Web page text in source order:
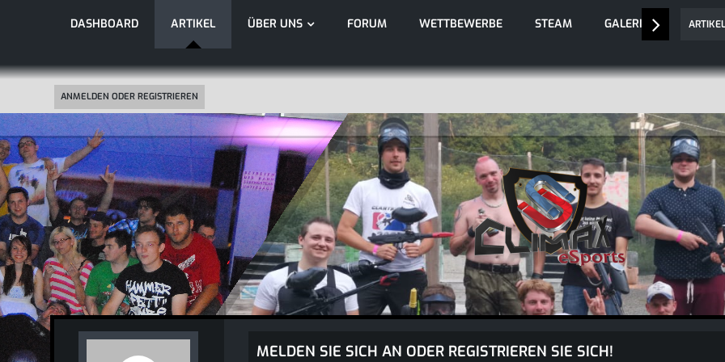
DASHBOARD ARTIKEL ÜBER UNS FORUM WETTBEWERBE STEAM GALERIE ARTIKEL
ANMELDEN ODER REGISTRIEREN
MELDEN SIE SICH AN ODER REGISTRIEREN SIE SICH!